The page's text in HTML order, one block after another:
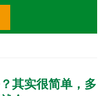
其实很简单，多